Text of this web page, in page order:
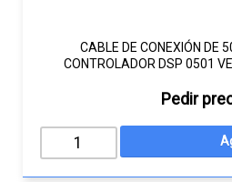
CABLE DE CONEXIÓN DE
CONTROLADOR DSP 0501
Pedir